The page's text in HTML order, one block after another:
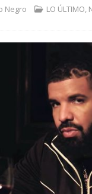
Negro LO ÚLTIMO,